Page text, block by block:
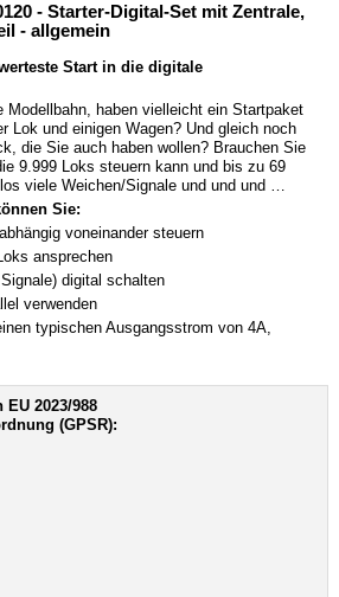
- Starter-Digital-Set mit Zentrale,
- allgemein
Start in die digitale
Modellbahn, haben vielleicht ein Startpaket
Lok und einigen Wagen? Und gleich noch
die Sie auch haben wollen? Brauchen Sie
9.999 Loks steuern kann und bis zu 69
viele Weichen/Signale und und und …
Sie:
voneinander steuern
ansprechen
digital schalten
verwenden
typischen Ausgangsstrom von 4A,
2023/988
(GPSR):